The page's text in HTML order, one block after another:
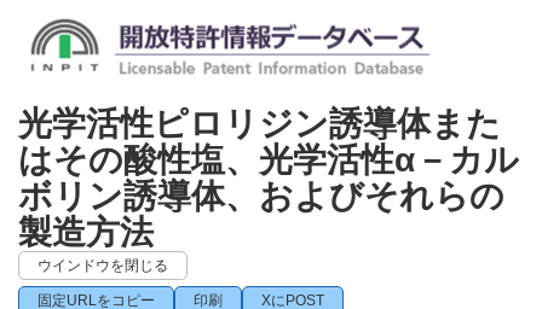
光学活性ピロリジン誘導体また
はその酸性塩、光学活性α－カル
ボリン誘導体、およびそれらの
製造方法
ウインドウを閉じる
固定URLをコピー 印刷 XにPOST